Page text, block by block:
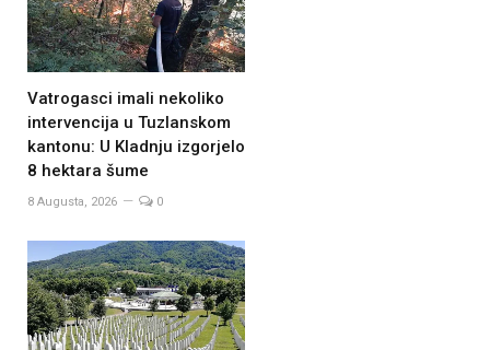
Vatrogasci imali nekoliko
intervencija u Tuzlanskom
kantonu: U Kladnju izgorjelo
8 hektara šume
8 Augusta, 2026 0